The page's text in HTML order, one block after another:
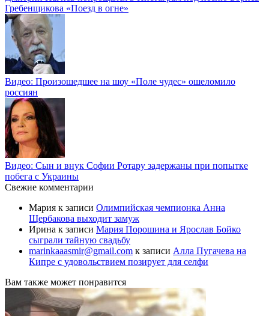
Гребенщикова «Поезд в огне»
Видео: Произошедшее на шоу «Поле чудес» ошеломило
россиян
Видео: Сын и внук Софии Ротару задержаны при попытке
побега с Украины
Свежие комментарии
Мария к записи Олимпийская чемпионка Анна
Щербакова выходит замуж
Ирина к записи Мария Порошина и Ярослав Бойко
сыграли тайную свадьбу
marinkaaasmir@gmail.com к записи Алла Пугачева на
Кипре с удовольствием позирует для селфи
Вам также может понравится